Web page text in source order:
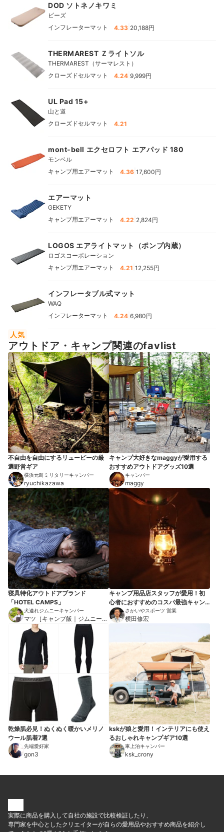
DOD ソトネノキワミ
ビーズ
インフレーターマット
4.33 20,188円
THERMAREST Ｚライトソル
THERMAREST（サーマレスト）
クローズドセルマット
4.24 9,999円
UL Pad 15+
山と道
クローズドセルマット
4.21
mont-bell エクセロフト エアパッド 180
モンベル
キャンプ用エアーマット
4.36 17,600円
エアーマット
GEKETY
キャンプ用エアーマット
4.22 2,824円
LOGOS エアライトマット（ポンプ内蔵）
ロゴスコーポレーション
キャンプ用エアーマット
4.21 12,255円
インフレータブル式マット
WAQ
インフレーターマット
4.24 6,980円
人気
アウトドア・キャンプ関連のfavlist
不自由を自由にするリューピーの厳
選野営ギア
横浜元町ミリタリーキャンパー
ryuchikazawa
キャンプ大好きなmaggyが愛用する
おすすめアウトドアグッズ10選
キャンパー
maggy
寝具特化アウトドアブランド
「HOTEL CAMPS」
犬連れジムニーキャンパー
マツ［キャンプ飯｜ジムニー車
中泊｜犬］
キャンプ用品店スタッフが愛用！初
心者におすすめのコスパ最強キャン
プ用品7選さかいやスポーツ 営業
横田修宏
乾燥肌必見！ぬくぬく暖かいメリノ
ウール肌着7選
先端愛好家
gon3
kskが娘と愛用！インテリアにも使え
るおしゃれキャンプギア10選
車上泊キャンパー
ksk_crony
実際に商品を購入して自社の施設で比較検証したり、
専門家を中心としたクリエイターが自らの愛用品やおすすめ商品を紹介し